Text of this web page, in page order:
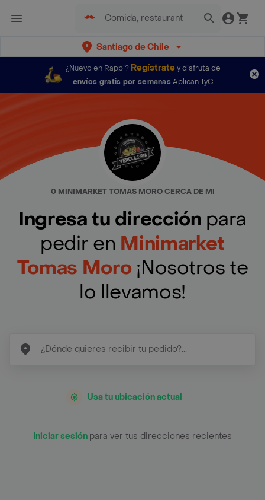
Santiago de Chile
¿Nuevo en Rappi? Regístratey disfruta de
envíos gratis por semanas Aplican TyC
0 MINIMARKET TOMAS MORO CERCA DE MI
Ingresa tu dirección para
pedir en Minimarket
Tomas Moro ¡Nosotros te
lo llevamos!
Usa tu ubicación actual
Iniciar sesión para ver tus direcciones recientes